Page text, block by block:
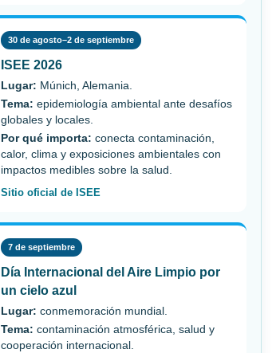
30 de agosto–2 de septiembre
ISEE 2026
Lugar: Múnich, Alemania.
Tema: epidemiología ambiental ante desafíos
globales y locales.
Por qué importa: conecta contaminación,
calor, clima y exposiciones ambientales con
impactos medibles sobre la salud.
Sitio oficial de ISEE
7 de septiembre
Día Internacional del Aire Limpio por
un cielo azul
Lugar: conmemoración mundial.
Tema: contaminación atmosférica, salud y
cooperación internacional.